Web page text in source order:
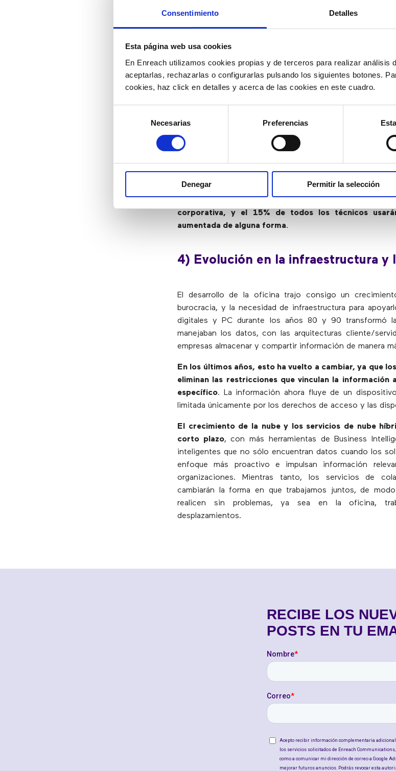
Consentimiento Detalles
Esta página web usa cookies
En Enreach utilizamos cookies propias y de terceros para realizar análisis
aceptarlas, rechazarlas o configurarlas pulsando los siguientes botones.
cookies, haz click en detalles y acerca de las cookies en este cuadro.
consentimiento
Necesarias Preferencias
Denegar Permitir la selección
información y herramientas de productividad dondequiera
procesamiento integrado en el entorno de la oficina y
habla, la voz y el reconocimiento facial. Asimismo,
industria utilizando más sistemas cognitivos o
relevante de los datos de la empresa y aprendiendo lo
trabajo de IA interactúen.
Por otra parte, es probable que las líneas entre lo
fusionarse en el lugar de trabajo. Las tecnologías de
aumentada (RA) ya están cambiando la forma en que se
marketing, la capacitación, el diseño y otras funciones.
2020, la realidad virtual reducirá los costes a la
corporativa, y el 15% de todos los técnicos
aumentada de alguna forma.
4) Evolución en la infraestructura y
El desarrollo de la oficina trajo consigo un
burocracia, y la necesidad de infraestructura para
digitales y PC durante los años 80 y 90 transformó
manejaban los datos, con las arquitecturas cliente/
empresas almacenar y compartir información de manera
En los últimos años, esto ha vuelto a cambiar, ya que los
eliminan las restricciones que vinculan la información
específico. La información ahora fluye de un
limitada únicamente por los derechos de acceso y las
El crecimiento de la nube y los servicios de nube
corto plazo, con más herramientas de Business
inteligentes que no sólo encuentran datos cuando los
enfoque más proactivo e impulsan información
organizaciones. Mientras tanto, los servicios de
cambiarán la forma en que trabajamos juntos, de
realicen sin problemas, ya sea en la oficina,
desplazamientos.